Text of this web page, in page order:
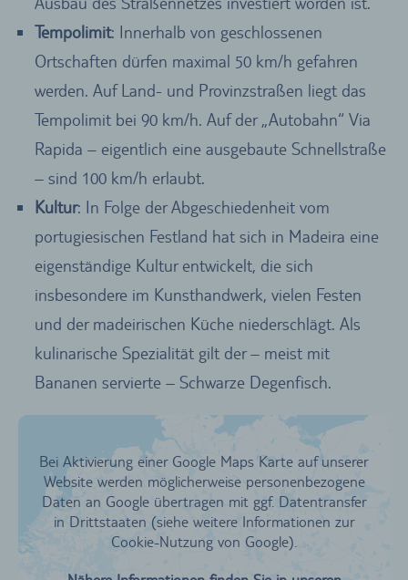
Tempolimit: Innerhalb von geschlossenen
Ortschaften dürfen maximal 50 km/h gefahren
werden. Auf Land- und Provinzstraßen liegt das
Tempolimit bei 90 km/h. Auf der „Autobahn“ Via
Rapida – eigentlich eine ausgebaute Schnellstraße
– sind 100 km/h erlaubt.
Kultur: In Folge der Abgeschiedenheit vom
portugiesischen Festland hat sich in Madeira eine
eigenständige Kultur entwickelt, die sich
insbesondere im Kunsthandwerk, vielen Festen
und der madeirischen Küche niederschlägt. Als
kulinarische Spezialität gilt der – meist mit
Bananen servierte – Schwarze Degenfisch.
Bei Aktivierung einer Google Maps Karte auf unserer
Website werden möglicherweise personenbezogene
Daten an Google übertragen mit ggf. Datentransfer
in Drittstaaten (siehe weitere Informationen zur
Cookie-Nutzung von Google).